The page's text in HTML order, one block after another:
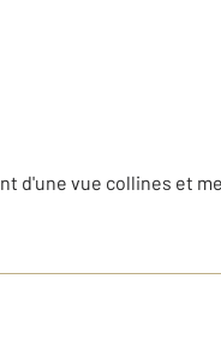
d'une vue collines et